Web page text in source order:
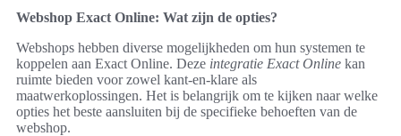
Webshop Exact Online: Wat zijn de opties?
Webshops hebben diverse mogelijkheden om hun systemen te
koppelen aan Exact Online. Deze integratie Exact Online kan
ruimte bieden voor zowel kant-en-klare als
maatwerkoplossingen. Het is belangrijk om te kijken naar welke
opties het beste aansluiten bij de specifieke behoeften van de
webshop.